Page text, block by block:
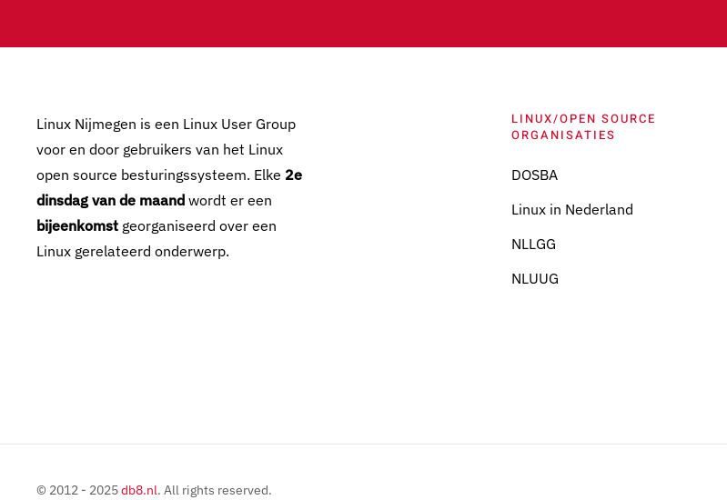
Linux Nijmegen is een Linux User Group
voor en door gebruikers van het Linux
open source besturingssysteem. Elke 2e
dinsdag van de maand wordt er een
bijeenkomst georganiseerd over een
Linux gerelateerd onderwerp.
LINUX/OPEN SOURCE
ORGANISATIES
DOSBA
Linux in Nederland
NLLGG
NLUUG
© 2012 - 2025db8.nl. All rights reserved.